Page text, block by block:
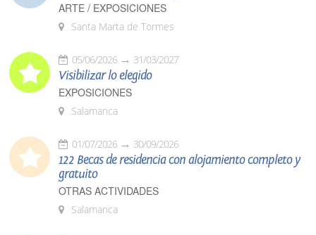
ARTE / EXPOSICIONES
Santa Marta de Tormes
05/06/2026 31/03/2027
Visibilizar lo elegido
EXPOSICIONES
Salamanca
01/07/2026 30/09/2026
122 Becas de residencia con alojamiento completo y
gratuito
OTRAS ACTIVIDADES
Salamanca